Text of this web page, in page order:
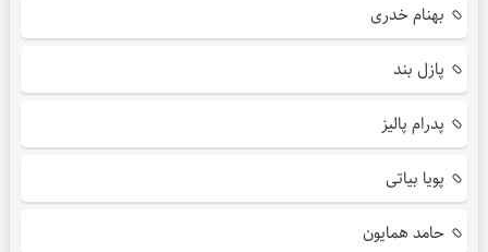
بهنام خدری
پازل بند
پدرام پالیز
پویا بیاتی
حامد همایون